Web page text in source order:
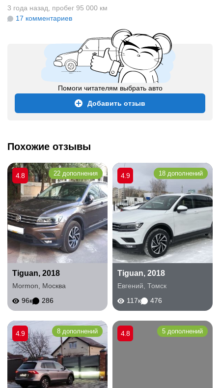
3 года назад
пробег 95 000 км
17 комментариев
Помоги читателям выбрать авто
Добавить отзыв
Похожие отзывы
Tiguan, 2018
Mormon
Москва
96к
286
4.8 22 дополнения
Tiguan, 2018
Евгений Томск
117к
476
4.9 18 дополнений
4.9 8 дополнений 4.8 5 дополнений